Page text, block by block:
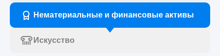
Нематериальные и финансовые активы
Искусство